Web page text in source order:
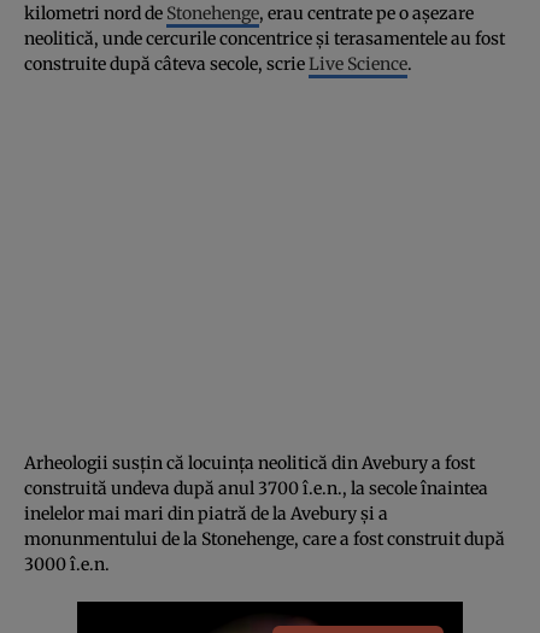
kilometri nord de Stonehenge, erau centrate pe o aşezare
neolitică, unde cercurile concentrice şi terasamentele au fost
construite după câteva secole, scrieLive Science.
Arheologii susţin că locuinţa neolitică din Avebury a fost
construită undeva după anul 3700 î.e.n., la secole înaintea
inelelor mai mari din piatră de la Avebury şi a
monunmentului de la Stonehenge, care a fost construit după
3000 î.e.n.